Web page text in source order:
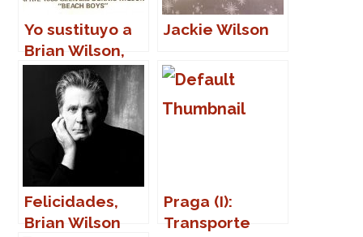
Yo sustituyo a
Brian Wilson,
sin problema
Jackie Wilson
Felicidades,
Brian Wilson
Praga (I):
Transporte